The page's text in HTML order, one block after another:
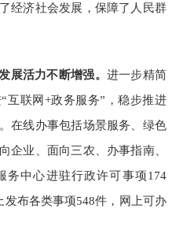
经济社会发展，保障了人民群
展活力不断增强。 进一步精简
“互联网+政务服务”，稳步推进
在线办事包括场景服务、绿色
企业、面向三农、办事指南、
务中心进驻行政许可事项174
发布各类事项548件，网上可办